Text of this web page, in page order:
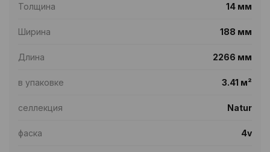
Толщина 14 мм
Ширина 188 мм
Длина 2266 мм
в упаковке 3.41 м²
селлекция Natur
фаска 4v